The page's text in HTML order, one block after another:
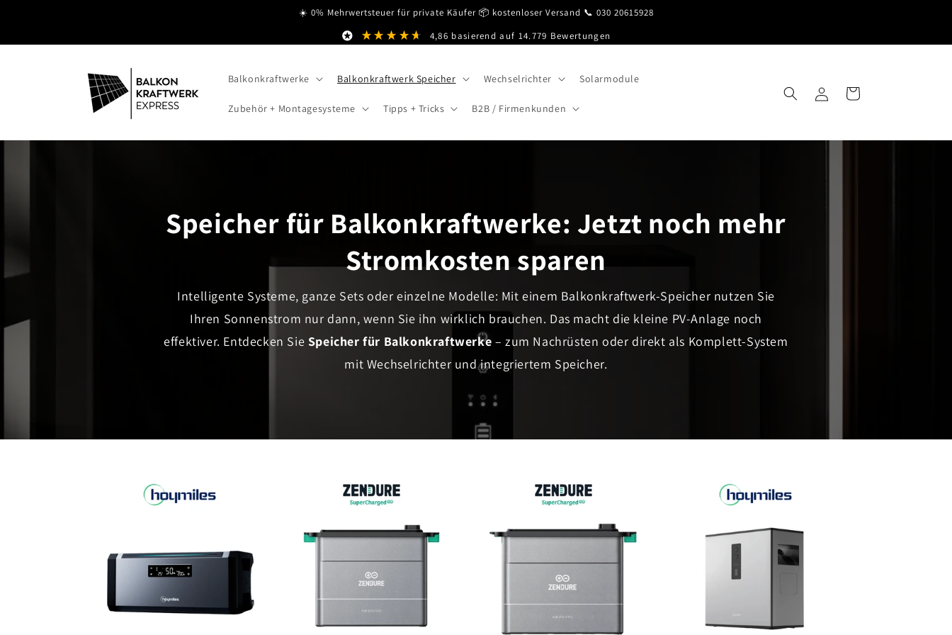
☀️ 0% Mehrwertsteuer für private Käufer 📦 kostenloser Versand 📞 030 20615928
4,86 basierend auf 14.779 Bewertungen
Balkonkraftwerke Balkonkraftwerk Speicher Wechselrichter Solarmodule
Zubehör + Montagesysteme Tipps + Tricks B2B / Firmenkunden
EinloggenWarenkorb
Speicher für Balkonkraftwerke: Jetzt noch mehr
Stromkosten sparen
Intelligente Systeme, ganze Sets oder einzelne Modelle: Mit einem Balkonkraftwerk-Speicher nutzen Sie
Ihren Sonnenstrom nur dann, wenn Sie ihn wirklich brauchen. Das macht die kleine PV-Anlage noch
effektiver. Entdecken Sie Speicher für Balkonkraftwerke – zum Nachrüsten oder direkt als Komplett-System
mit Wechselrichter und integriertem Speicher.